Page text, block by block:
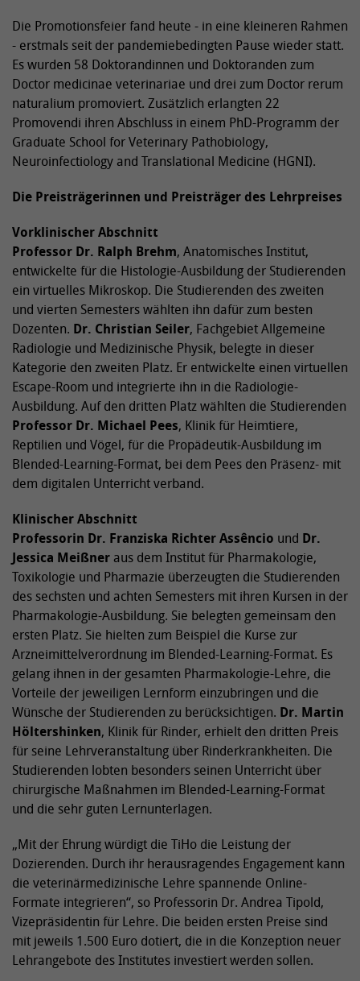
Die Promotionsfeier fand heute - in eine kleineren Rahmen
- erstmals seit der pandemiebedingten Pause wieder statt.
Es wurden 58 Doktorandinnen und Doktoranden zum
Doctor medicinae veterinariae und drei zum Doctor rerum
naturalium promoviert. Zusätzlich erlangten 22
Promovendi ihren Abschluss in einem PhD-Programm der
Graduate School for Veterinary Pathobiology,
Neuroinfectiology and Translational Medicine (HGNI).
Die Preisträgerinnen und Preisträger des Lehrpreises
Vorklinischer Abschnitt
Professor Dr. Ralph Brehm, Anatomisches Institut,
entwickelte für die Histologie-Ausbildung der Studierenden
ein virtuelles Mikroskop. Die Studierenden des zweiten
und vierten Semesters wählten ihn dafür zum besten
Dozenten. Dr. Christian Seiler, Fachgebiet Allgemeine
Radiologie und Medizinische Physik, belegte in dieser
Kategorie den zweiten Platz. Er entwickelte einen virtuellen
Escape-Room und integrierte ihn in die Radiologie-
Ausbildung. Auf den dritten Platz wählten die Studierenden
Professor Dr. Michael Pees, Klinik für Heimtiere,
Reptilien und Vögel, für die Propädeutik-Ausbildung im
Blended-Learning-Format, bei dem Pees den Präsenz- mit
dem digitalen Unterricht verband.
Klinischer Abschnitt
Professorin Dr. Franziska Richter Assêncio und Dr.
Jessica Meißner aus dem Institut für Pharmakologie,
Toxikologie und Pharmazie überzeugten die Studierenden
des sechsten und achten Semesters mit ihren Kursen in der
Pharmakologie-Ausbildung. Sie belegten gemeinsam den
ersten Platz. Sie hielten zum Beispiel die Kurse zur
Arzneimittelverordnung im Blended-Learning-Format. Es
gelang ihnen in der gesamten Pharmakologie-Lehre, die
Vorteile der jeweiligen Lernform einzubringen und die
Wünsche der Studierenden zu berücksichtigen. Dr. Martin
Höltershinken, Klinik für Rinder, erhielt den dritten Preis
für seine Lehrveranstaltung über Rinderkrankheiten. Die
Studierenden lobten besonders seinen Unterricht über
chirurgische Maßnahmen im Blended-Learning-Format
und die sehr guten Lernunterlagen.
„Mit der Ehrung würdigt die TiHo die Leistung der
Dozierenden. Durch ihr herausragendes Engagement kann
die veterinärmedizinische Lehre spannende Online-
Formate integrieren“, so Professorin Dr. Andrea Tipold,
Vizepräsidentin für Lehre. Die beiden ersten Preise sind
mit jeweils 1.500 Euro dotiert, die in die Konzeption neuer
Lehrangebote des Institutes investiert werden sollen.